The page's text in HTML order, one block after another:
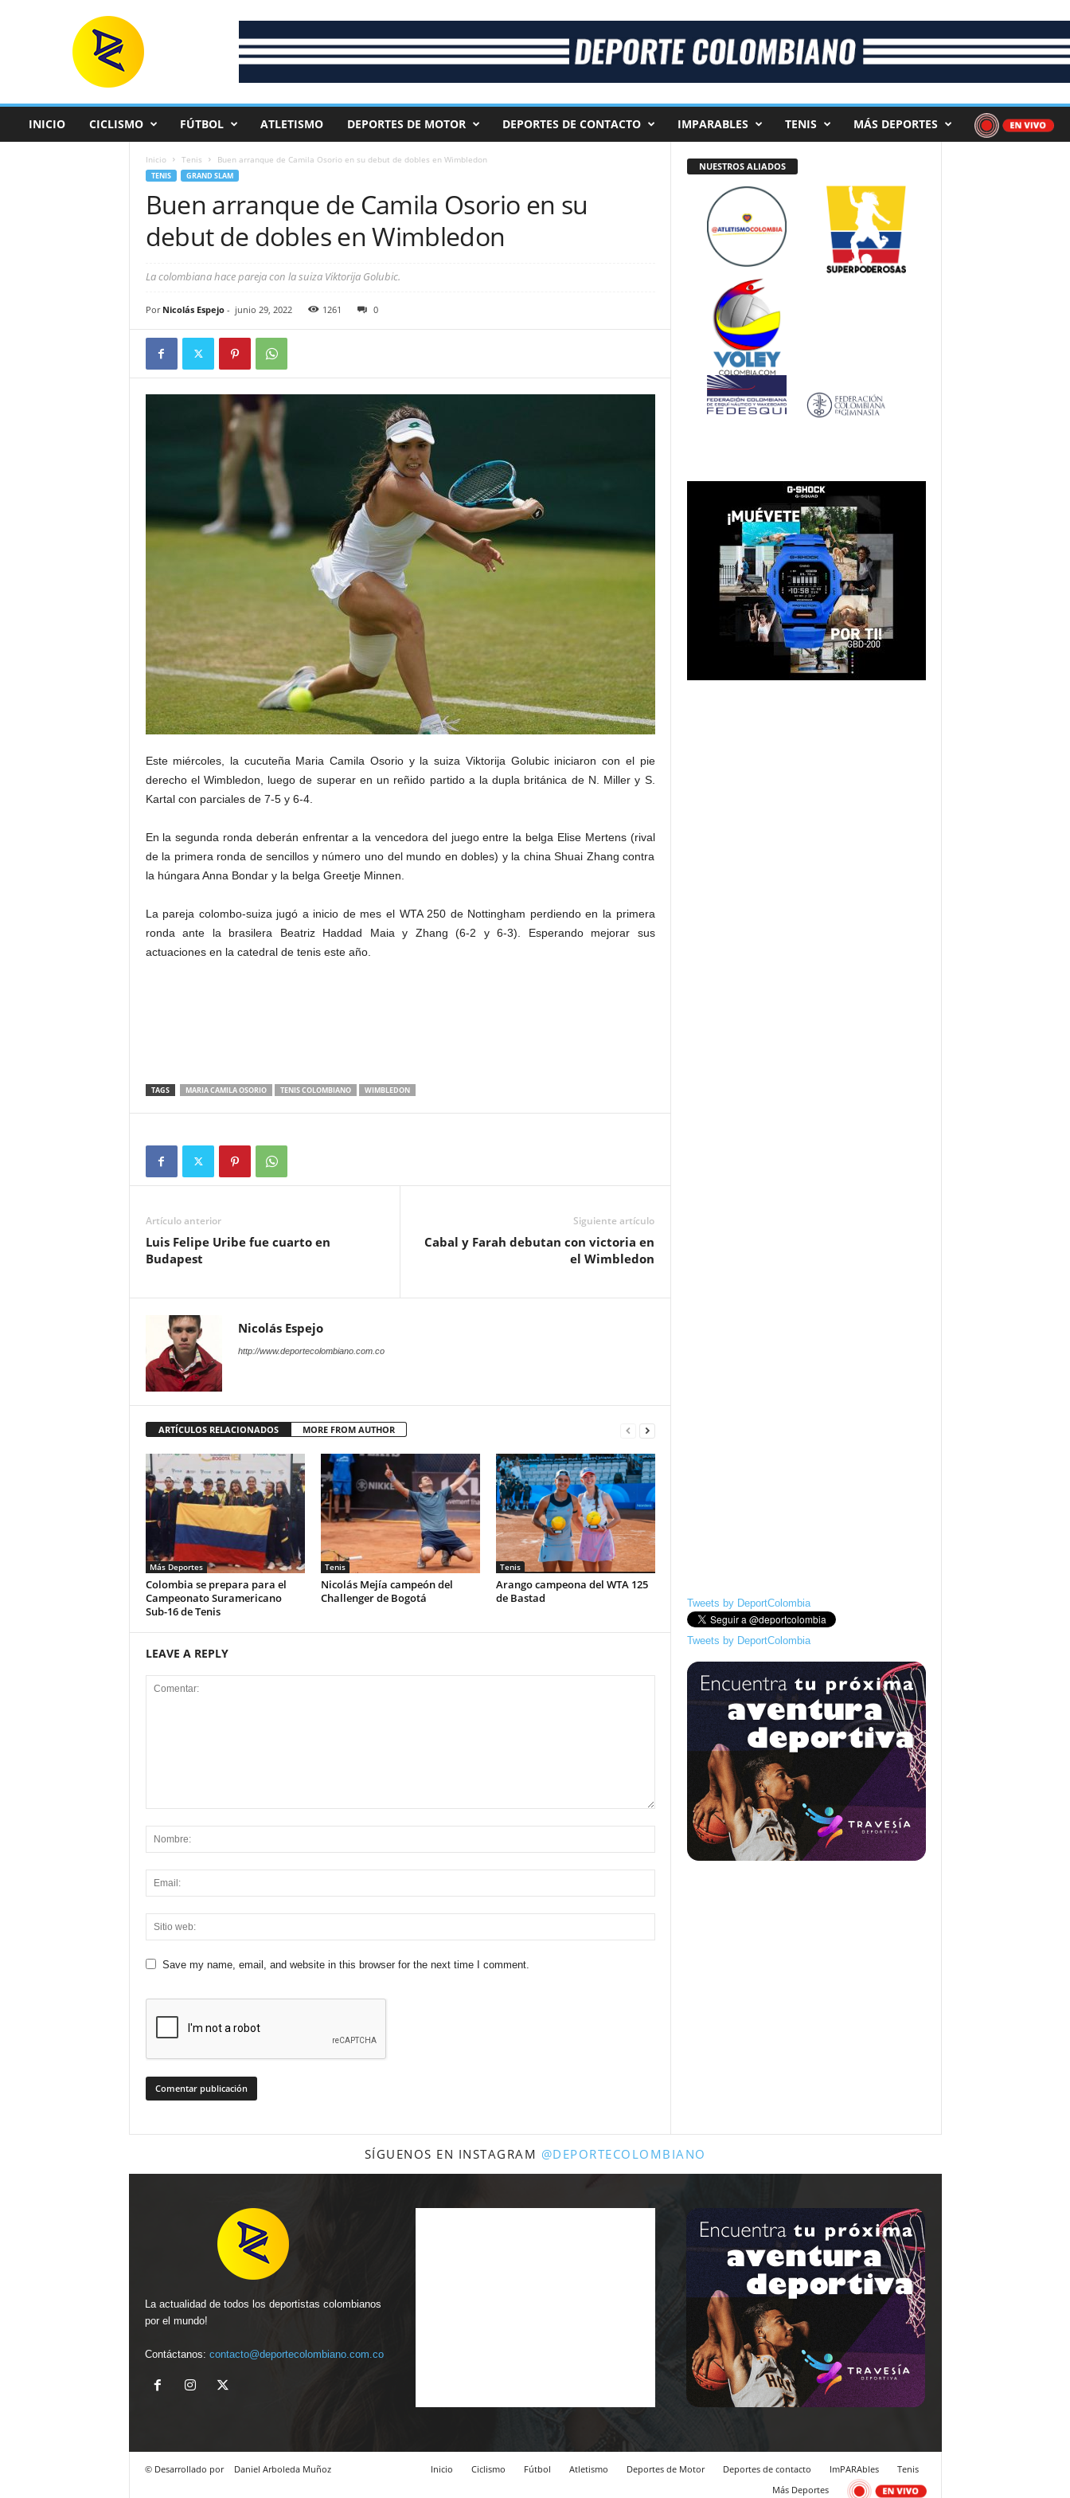
INICIO CICLISMO FÚTBOL ATLETISMO DEPORTES DE MOTOR DEPORTES DE CONTACTO IMPARABLES TENIS MÁS DEPORTES
Inicio Tenis Buen arranque de Camila Osorio en su debut de dobles en Wimbledon
TENIS GRAND SLAM
Buen arranque de Camila Osorio en su
debut de dobles en Wimbledon
La colombiana hace pareja con la suiza Viktorija Golubic.
Por Nicolás Espejo- junio 29, 2022 1261 0
Este miércoles, la cucuteña Maria Camila Osorio y la suiza Viktorija Golubic iniciaron con el pie
derecho el Wimbledon, luego de superar en un reñido partido a la dupla británica de N. Miller y S.
Kartal con parciales de 7-5 y 6-4.
En la segunda ronda deberán enfrentar a la vencedora del juego entre la belga Elise Mertens (rival
de la primera ronda de sencillos y número uno del mundo en dobles) y la china Shuai Zhang contra
la húngara Anna Bondar y la belga Greetje Minnen.
La pareja colombo-suiza jugó a inicio de mes el WTA 250 de Nottingham perdiendo en la primera
ronda ante la brasilera Beatriz Haddad Maia y Zhang (6-2 y 6-3). Esperando mejorar sus
actuaciones en la catedral de tenis este año.
TAGS MARIA CAMILA OSORIO TENIS COLOMBIANO WIMBLEDON
Artículo anterior
Luis Felipe Uribe fue cuarto en
Budapest
Siguiente artículo
Cabal y Farah debutan con victoria en
el Wimbledon
Nicolás Espejo
http://www.deportecolombiano.com.co
ARTÍCULOS RELACIONADOS MORE FROM AUTHOR
Más Deportes
Colombia se prepara para el
Campeonato Suramericano
Sub-16 de Tenis
Tenis
Nicolás Mejía campeón del
Challenger de Bogotá
Tenis
Arango campeona del WTA 125
de Bastad
LEAVE A REPLY
Save my name, email, and website in this browser for the next time I comment.
NUESTROS ALIADOS
Tweets by DeportColombia
Tweets by DeportColombia
SÍGUENOS EN INSTAGRAM @DEPORTECOLOMBIANO
La actualidad de todos los deportistas colombianos
por el mundo!
Contáctanos: contacto@deportecolombiano.com.co
Inicio Ciclismo Fútbol Atletismo Deportes de Motor Deportes de contacto ImPARAbles
Tenis
Más Deportes
© Desarrollado por Daniel Arboleda Muñoz